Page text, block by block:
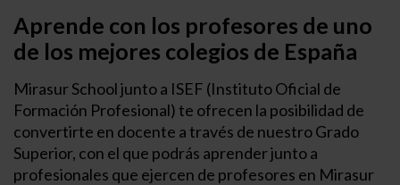
Aprende con los profesores de uno
de los mejores colegios de España
Mirasur School junto a ISEF (Instituto Oficial de
Formación Profesional) te ofrecen la posibilidad de
convertirte en docente a través de nuestro Grado
Superior, con el que podrás aprender junto a
profesionales que ejercen de profesores en Mirasur